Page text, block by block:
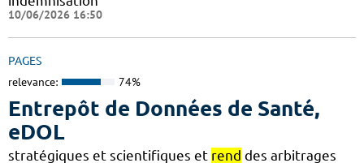
10/06/2026 16:50
PAGES
relevance: 74%
Entrepôt de Données de Santé,
eDOL
stratégiques et scientifiques et rend des arbitrages